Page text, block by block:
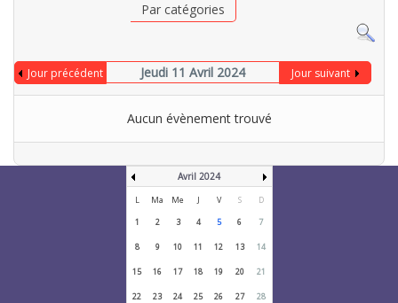
Par catégories
Jour précédent Jeudi 11 Avril 2024 Jour suivant
Aucun évènement trouvé
Avril 2024
L Ma Me J V S
D
1
2 3 4 5 6 7
8 9 10 11 12 13 14
15 16 17 18 19 20 21
22 23 24 25 26 27 28